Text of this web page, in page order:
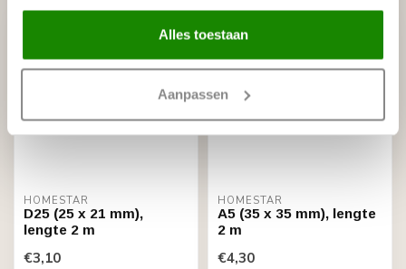
Alles toestaan
Aanpassen
HOMESTAR
D25 (25 x 21 mm),
lengte 2 m
€3,10
HOMESTAR
A5 (35 x 35 mm), lengte
2 m
€4,30